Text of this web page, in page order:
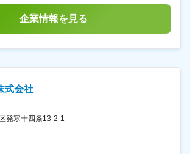
し、社有車を利用して訪問します。 ※業務の割
、社内50％です。 ☆ホッカンや「のり丸く
▽全工程を知る： 最初は3日間、製造から出荷
、大手バイヤーとの交渉術や、奥深い「海苔」
見極める目を養います。 ▽独り立ちへ： 信頼関
あがった顧客を徐々に引き継ぎます。困った時
～50代のベテランまでチーム全員がバックアッ
げます。
企業情報を見る
式会社
発寒十四条13-2-1